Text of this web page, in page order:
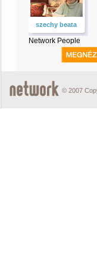
szechy beata
Network People
© 2007